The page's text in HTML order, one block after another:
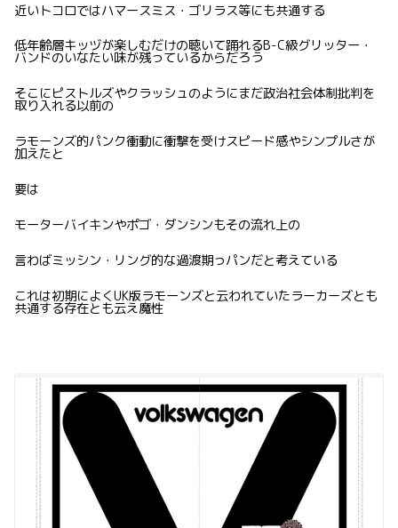
近いトコロではハマースミス・ゴリラス等にも共通する
低年齢層キッヅが楽しむだけの聴いて踊れるB-C級グリッター・
バンドのいなたい味が残っているからだろう
そこにピストルズやクラッシュのようにまだ政治社会体制批判を
取り入れる以前の
ラモーンズ的パンク衝動に衝撃を受けスピード感やシンプルさが
加えたと
要は
モーターバイキンやポゴ・ダンシンもその流れ上の
言わばミッシン・リング的な過渡期っパンだと考えている
これは初期によくUK版ラモーンズと云われていたラーカーズとも
共通する存在とも云え魔性